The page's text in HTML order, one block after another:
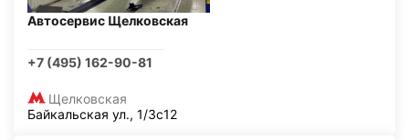
Автосервис Щелковская
+7 (495) 162-90-81
Щелковская
Байкальская ул., 1/3с12